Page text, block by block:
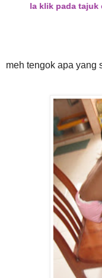
sila klik pada tajuk
meh tengok apa yang